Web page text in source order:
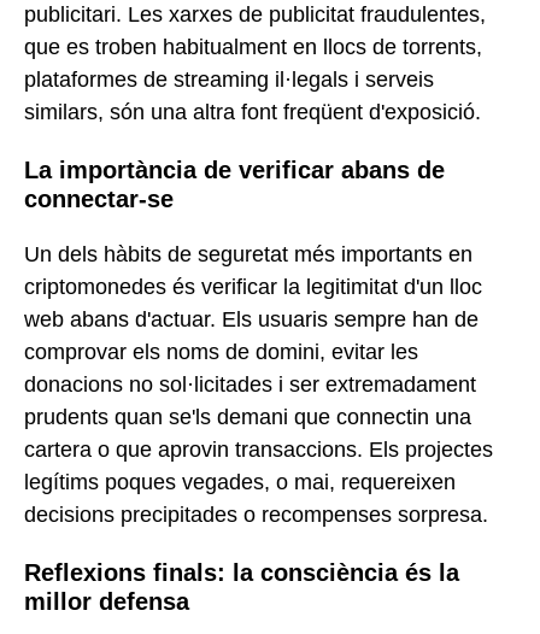
publicitari. Les xarxes de publicitat fraudulentes,
que es troben habitualment en llocs de torrents,
plataformes de streaming il·legals i serveis
similars, són una altra font freqüent d'exposició.
La importància de verificar abans de
connectar-se
Un dels hàbits de seguretat més importants en
criptomonedes és verificar la legitimitat d'un lloc
web abans d'actuar. Els usuaris sempre han de
comprovar els noms de domini, evitar les
donacions no sol·licitades i ser extremadament
prudents quan se'ls demani que connectin una
cartera o que aprovin transaccions. Els projectes
legítims poques vegades, o mai, requereixen
decisions precipitades o recompenses sorpresa.
Reflexions finals: la consciència és la
millor defensa